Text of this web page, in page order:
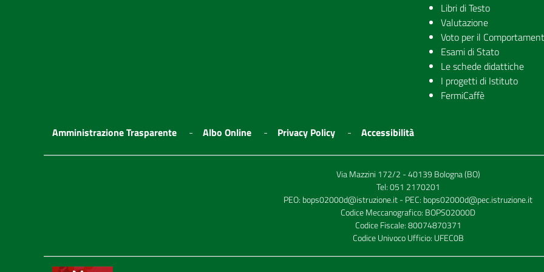
Libri di Testo
Valutazione
Voto per il
Esami di Stato
Le schede didattiche
I progetti di Istituto
FermiCaffè
Amministrazione Trasparente Albo Online Privacy Policy Accessibilità
Via Mazzini 172/2 - 40139 Bologna (BO)
Tel:051 2170201
PEO: bops02000d@istruzione.it- PEC: bops02000d@pec.istruzione.it
Codice Meccanografico: BOPS02000D
Codice Fiscale: 80074870371
Codice Univoco Ufficio: UFEC0B